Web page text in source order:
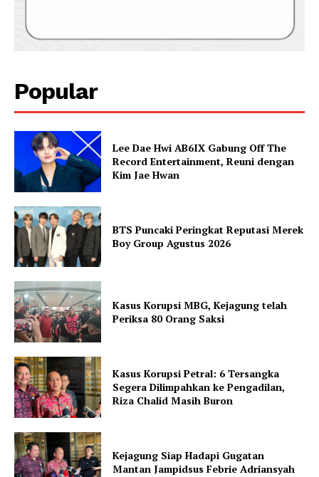
Popular
Lee Dae Hwi AB6IX Gabung Off The
Record Entertainment, Reuni dengan
Kim Jae Hwan
BTS Puncaki Peringkat Reputasi Merek
Boy Group Agustus 2026
Kasus Korupsi MBG, Kejagung telah
Periksa 80 Orang Saksi
Kasus Korupsi Petral: 6 Tersangka
Segera Dilimpahkan ke Pengadilan,
Riza Chalid Masih Buron
Kejagung Siap Hadapi Gugatan
Mantan Jampidsus Febrie Adriansyah